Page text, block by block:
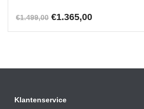
€1.499,00 Oorspronkelijke
€1.365,00Huidige
Klantenservice